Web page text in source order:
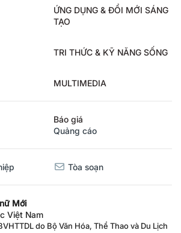
ỨNG DỤNG & ĐỔI MỚI SÁNG
TẠO
TRI THỨC & KỸ NĂNG SỐNG
MULTIMEDIA
Báo giá
Quảng cáo
Tòa soạn
Mới
Việt Nam
do Bộ Văn Hóa, Thể Thao và Du Lịch